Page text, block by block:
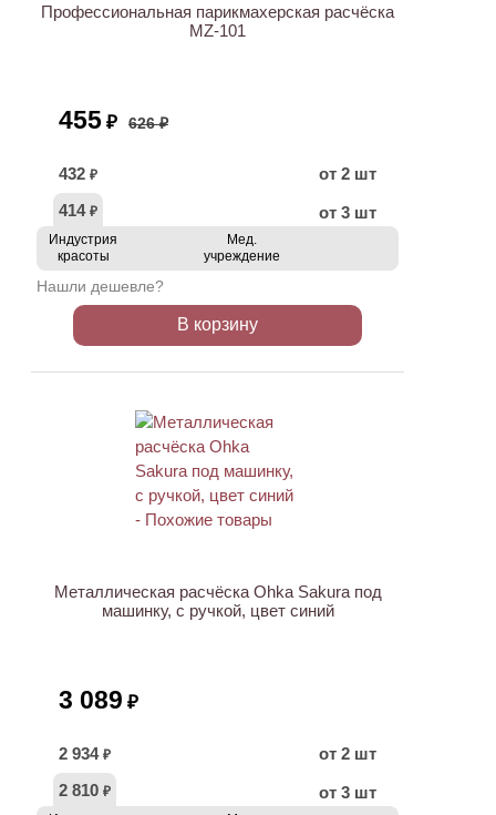
Профессиональная парикмахерская расчёска
MZ-101
455 ₽ 626 ₽
432 ₽
от 2 шт
414 ₽ от 3 шт
Индустрия
красоты
Мед.
учреждение
Нашли дешевле?
В корзину
Металлическая расчёска Ohka Sakura под
машинку, с ручкой, цвет синий
3 089 ₽
2 934 ₽
от 2 шт
2 810 ₽ от 3 шт